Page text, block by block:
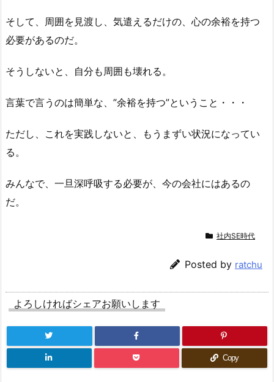
そして、周囲を見渡し、気遣えるだけの、心の余裕を持つ
必要があるのだ。
そうしないと、自分も周囲も壊れる。
言葉で言うのは簡単な、”余裕を持つ”ということ・・・
ただし、これを実践しないと、もうまずい状況になってい
る。
みんなで、一旦深呼吸する必要が、今の会社にはあるの
だ。
社内SE時代
Posted by ratchu
よろしければシェアお願いします
Copy